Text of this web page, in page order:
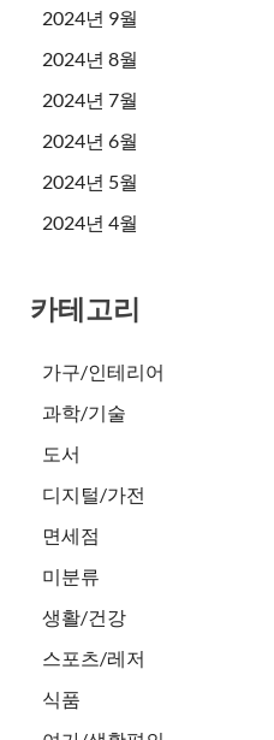
2024년 9월
2024년 8월
2024년 7월
2024년 6월
2024년 5월
2024년 4월
카테고리
가구/인테리어
과학/기술
도서
디지털/가전
면세점
미분류
생활/건강
스포츠/레저
식품